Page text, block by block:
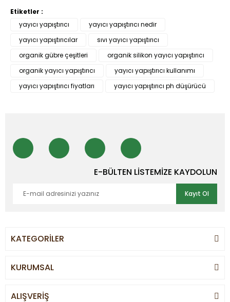
Etiketler :
yayıcı yapıştırıcı
yayıcı yapıştırıcı nedir
yayıcı yapıştırıcılar
sıvı yayıcı yapıştırıcı
organik gübre çeşitleri
organik silikon yayıcı yapıştırıcı
organik yayıcı yapıştırıcı
yayıcı yapıştırıcı kullanımı
yayıcı yapıştırıcı fiyatları
yayıcı yapıştırıcı ph düşürücü
E-BÜLTEN LİSTEMİZE KAYDOLUN
Kayıt Ol
KATEGORİLER
KURUMSAL
ALIŞVERİŞ